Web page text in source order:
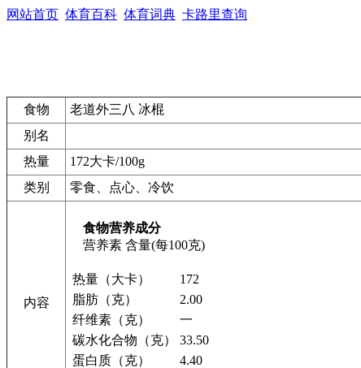
网站首页 体育百科 体育词典 卡路里查询
食物
老道外三八 冰棍
别名
热量
172大卡/100g
类别
零食、点心、冷饮
内容
食物营养成分
营养素 含量(每100克)
热量（大卡）
172
脂肪（克）
2.00
纤维素（克）
一
碳水化合物（克）
33.50
蛋白质（克）
4.40